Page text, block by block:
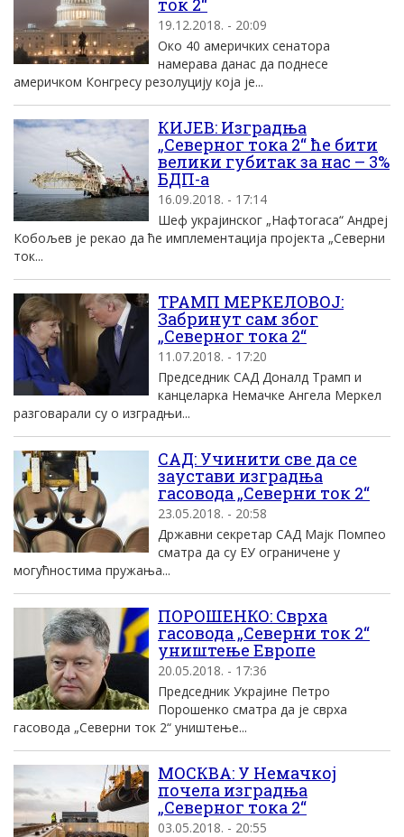
ток 2“
19.12.2018. - 20:09
Око 40 америчких сенатора
намерава данас да поднесе
америчком Конгресу резолуцију која је...
КИЈЕВ: Изградња
„Северног тока 2“ ће бити
велики губитак за нас – 3%
БДП-а
16.09.2018. - 17:14
Шеф украјинског „Нафтогаса“ Андреј
Кобољев је рекао да ће имплементација пројекта „Северни
ток...
ТРАМП МЕРКЕЛОВОЈ:
Забринут сам због
„Северног тока 2“
11.07.2018. - 17:20
Председник САД Доналд Трамп и
канцеларка Немачке Ангела Меркел
разговарали су о изградњи...
САД: Учинити све да се
заустави изградња
гасовода „Северни ток 2“
23.05.2018. - 20:58
Државни секретар САД Мајк Помпео
сматра да су ЕУ ограничене у
могућностима пружања...
ПОРОШЕНКО: Сврха
гасовода „Северни ток 2“
уништење Европе
20.05.2018. - 17:36
Председник Украјине Петро
Порошенко сматра да је сврха
гасовода „Северни ток 2“ уништење...
МОСКВА: У Немачкој
почела изградња
„Северног тока 2“
03.05.2018. - 20:55